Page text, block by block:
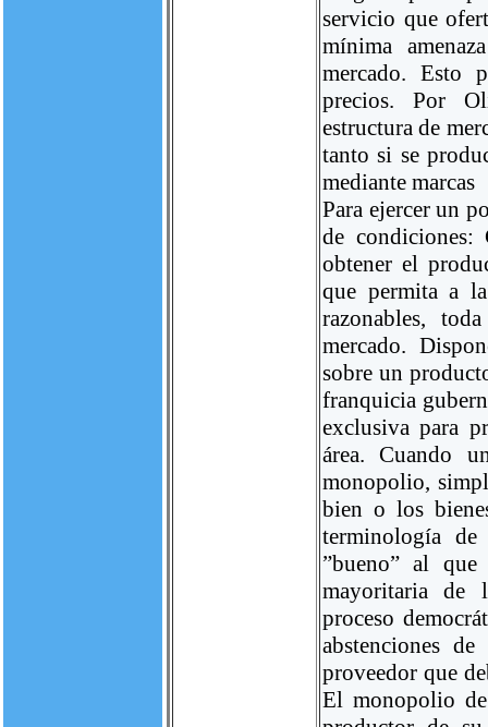
servicio que
mínima
mercado. Esto
precios. Por
estructura de
tanto si se
mediante marcas
Para ejercer un
de condiciones:
obtener el
que permita a
razonables,
mercado.
sobre un
franquicia
exclusiva para
área. Cuando
monopolio,
bien o los
terminología de
”bueno” al
mayoritaria de
proceso
abstenciones
proveedor que
El monopolio de